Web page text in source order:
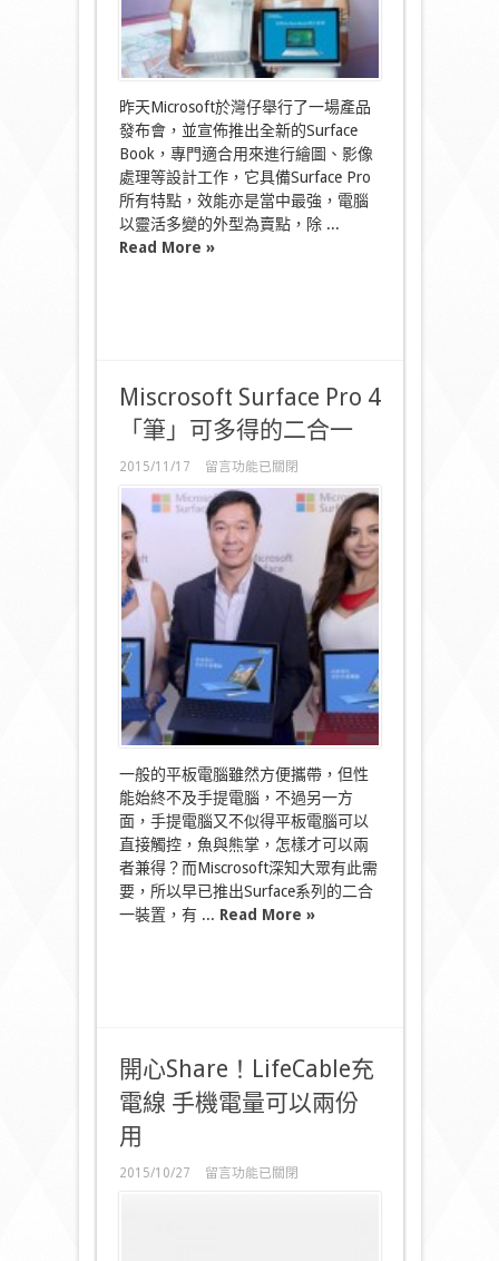
態！〉
中
昨天Microsoft於灣仔舉行了一場產品
發布會，並宣佈推出全新的Surface
Book，專門適合用來進行繪圖、影像
處理等設計工作，它具備Surface Pro
所有特點，效能亦是當中最強，電腦
以靈活多變的外型為賣點，除 ...
Read More »
Miscrosoft Surface Pro 4
「筆」可多得的二合一
2015/11/17
在
〈Miscrosoft
Surface
Pro
4
「筆」
可
多
得
二
合
一〉
中
留言功能已關閉
一般的平板電腦雖然方便攜帶，但性
能始終不及手提電腦，不過另一方
面，手提電腦又不似得平板電腦可以
直接觸控，魚與熊掌，怎樣才可以兩
者兼得？而Miscrosoft深知大眾有此需
要，所以早已推出Surface系列的二合
一裝置，有 ... Read More »
開心Share！LifeCable充
電線 手機電量可以兩份
用
2015/10/27
在
留言功能已關閉